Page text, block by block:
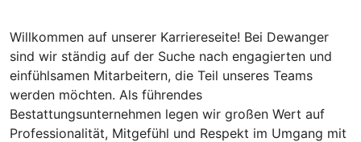
Willkommen auf unserer Karriereseite! Bei Dewanger
sind wir ständig auf der Suche nach engagierten und
einfühlsamen Mitarbeitern, die Teil unseres Teams
werden möchten. Als führendes
Bestattungsunternehmen legen wir großen Wert auf
Professionalität, Mitgefühl und Respekt im Umgang mit